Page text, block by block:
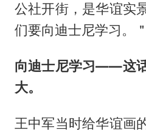
公社开街，是华谊实
们要向迪士尼学习。＂
向迪士尼学习——这
大。
王中军当时给华谊画